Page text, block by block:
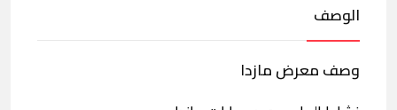
الوصف
وصف معرض مازدا